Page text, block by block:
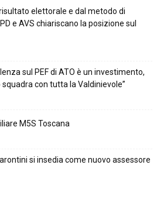
elettorale e dal metodo di
e AVS chiariscano la posizione sul
sul PEF di ATO è un investimento,
con tutta la Valdinievole”
M5S Toscana
si insedia come nuovo assessore